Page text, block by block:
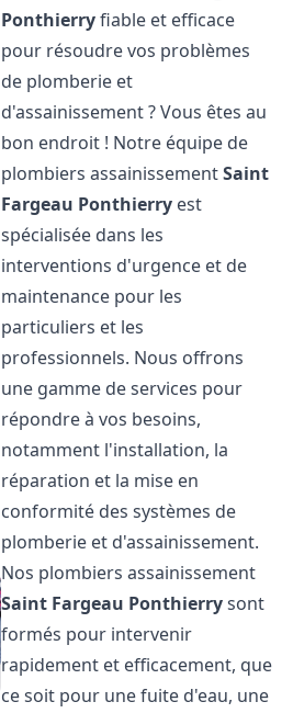
Ponthierryfiable et efficace
pour résoudre vos problèmes
de plomberie et
d'assainissement ? Vous êtes au
bon endroit ! Notre équipe de
plombiers assainissementSaint
Fargeau Ponthierry est
spécialisée dans les
interventions d'urgence et de
maintenance pour les
particuliers et les
professionnels. Nous offrons
une gamme de services pour
répondre à vos besoins,
notamment l'installation, la
réparation et la mise en
conformité des systèmes de
plomberie et d'assainissement.
Nos plombiers assainissement
Saint Fargeau Ponthierrysont
formés pour intervenir
rapidement et efficacement, que
ce soit pour une fuite d'eau, une